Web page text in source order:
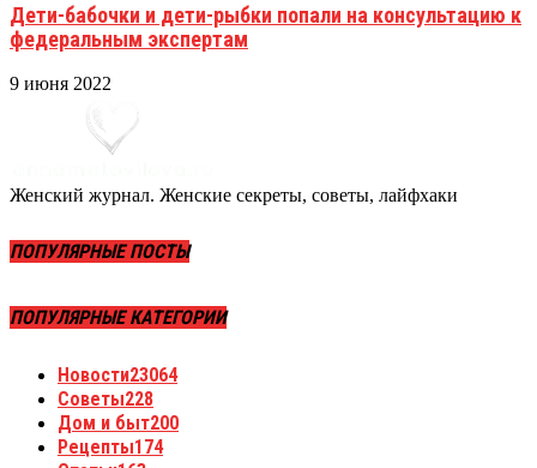
Дети-бабочки и дети-рыбки попали на консультацию к
федеральным экспертам
9 июня 2022
Женский журнал. Женские секреты, советы, лайфхаки
ПОПУЛЯРНЫЕ ПОСТЫ
ПОПУЛЯРНЫЕ КАТЕГОРИИ
Новости23064
Советы228
Дом и быт200
Рецепты174